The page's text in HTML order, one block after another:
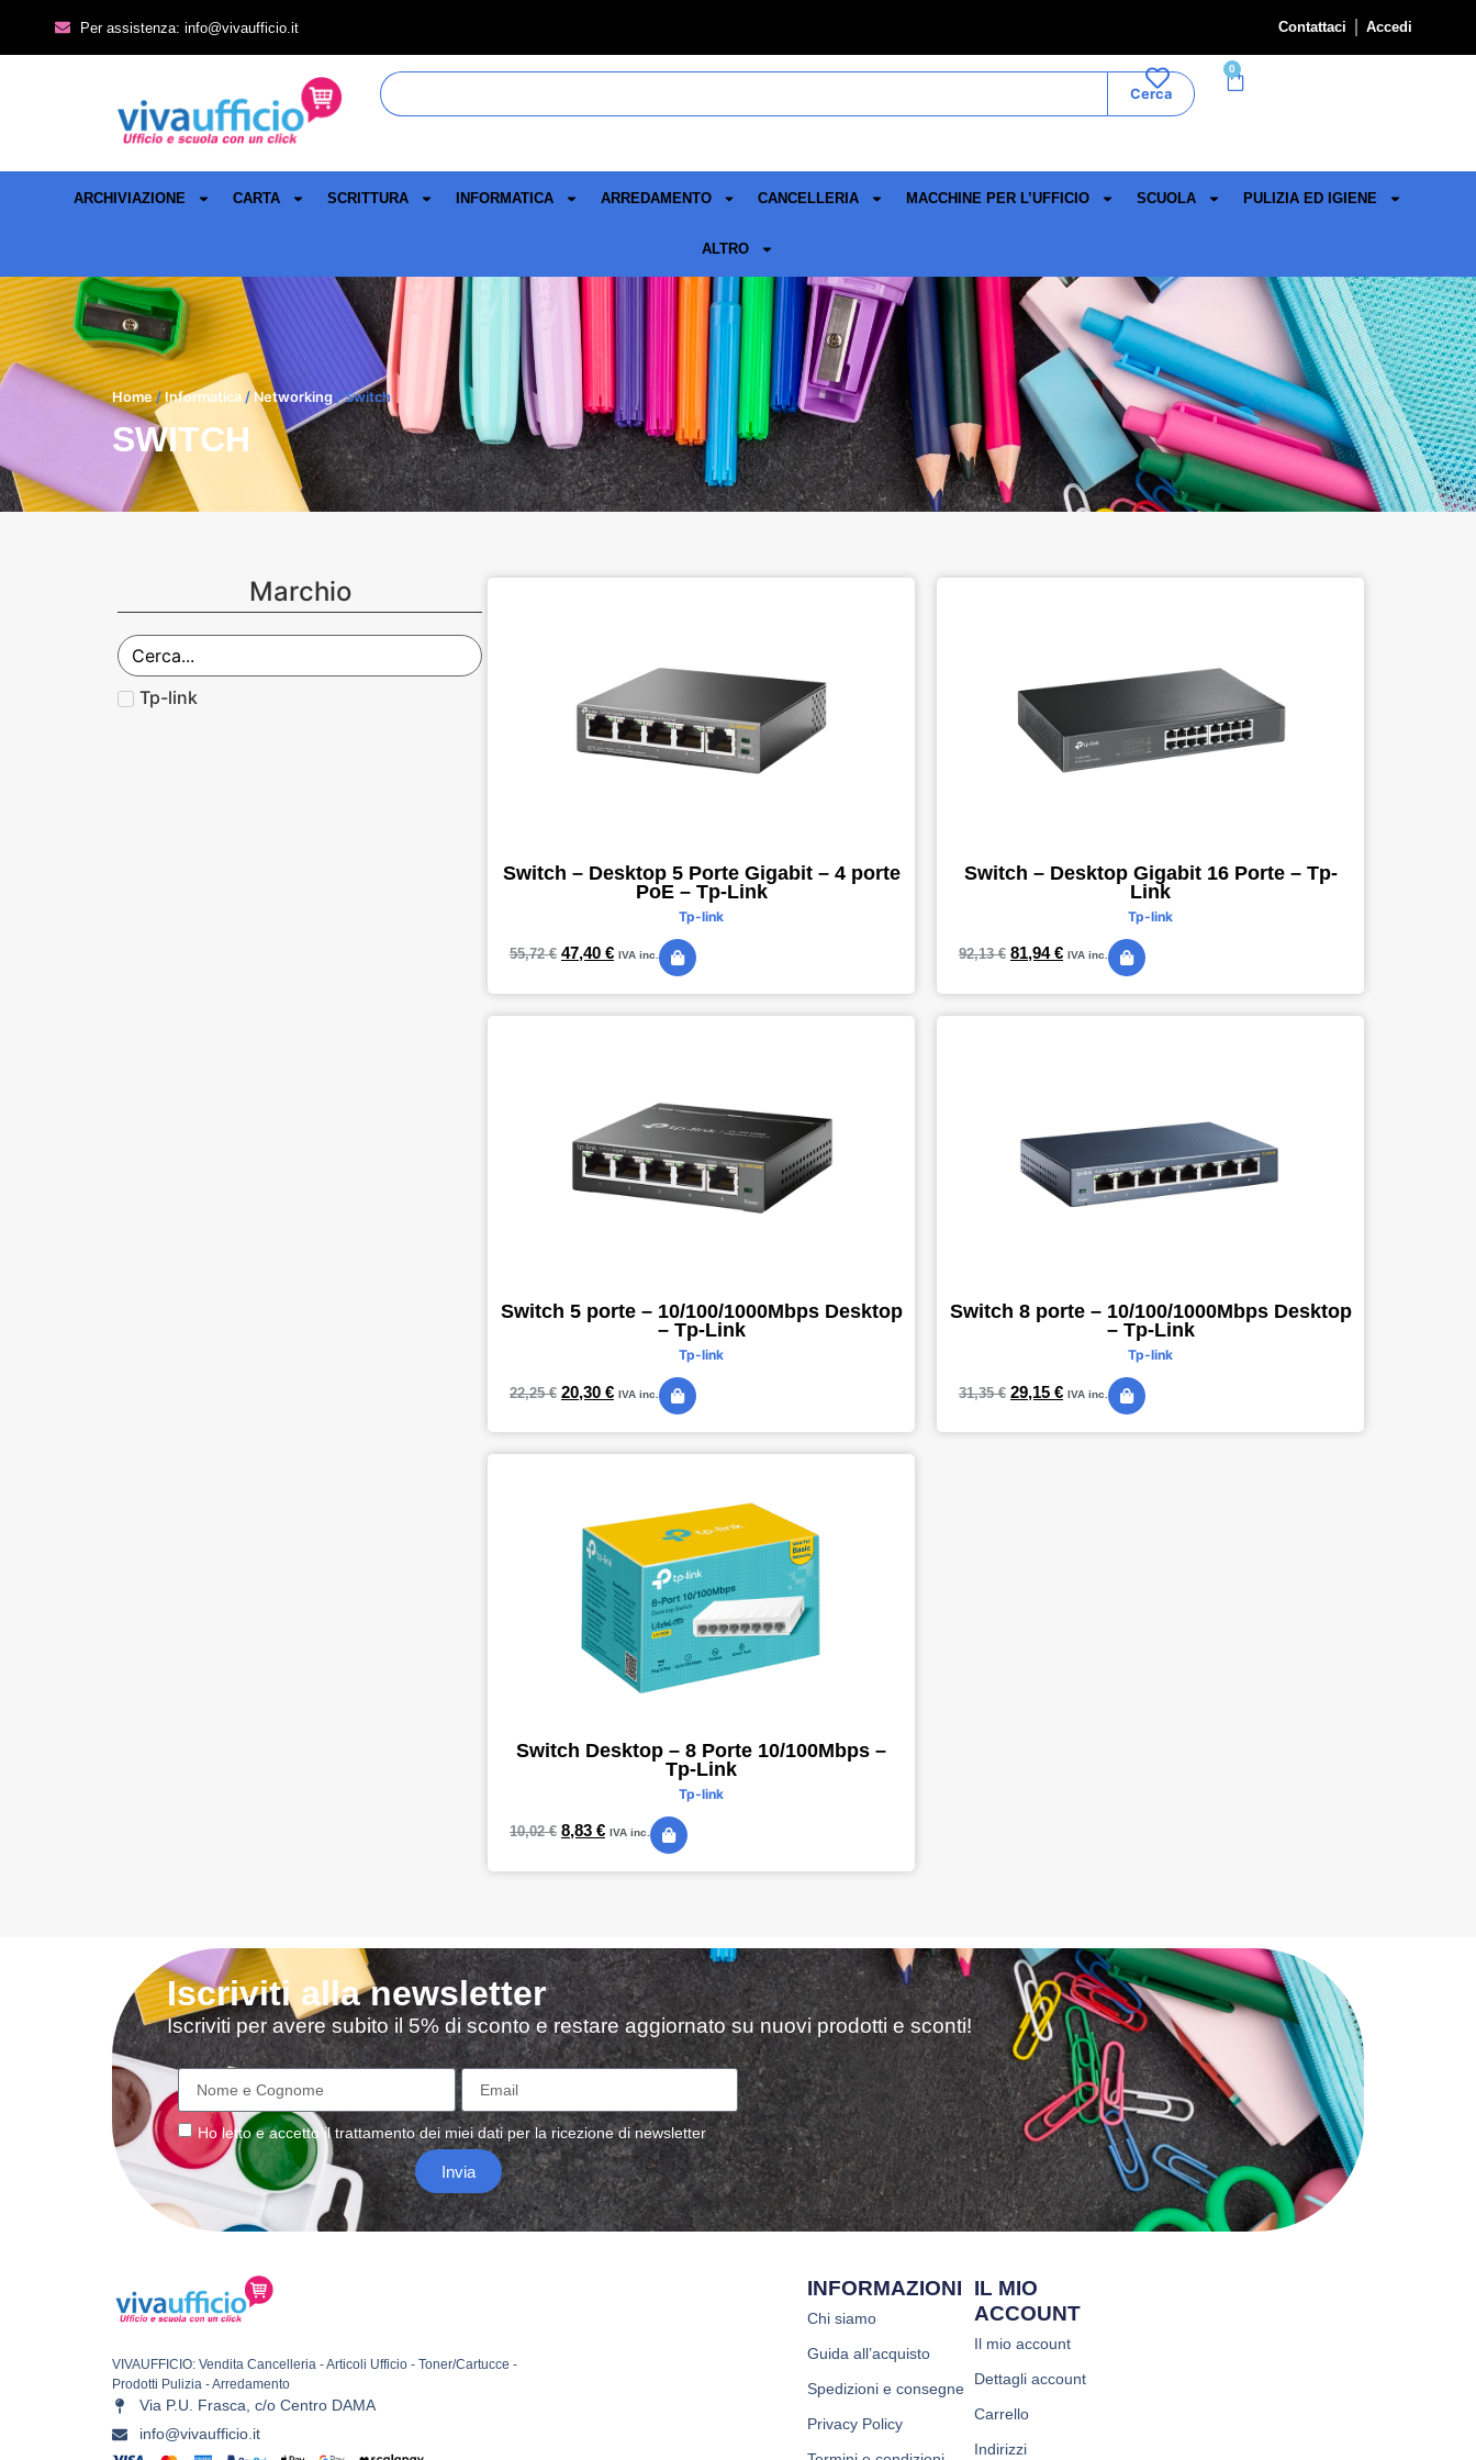
Per assistenza: info@vivaufficio.it Contattaci Accedi
Cerca
0
ARCHIVIAZIONE CARTA SCRITTURA INFORMATICA ARREDAMENTO CANCELLERIA MACCHINE PER L’UFFICIO SCUOLA PULIZIA ED IGIENE
ALTRO
Home/Informatica / Networking / Switch
SWITCH
Marchio
Tp-link
Switch – Desktop 5 Porte Gigabit – 4 porte
PoE – Tp-Link
Tp-link
55,72€ 47,40 € IVA inc.
Switch – Desktop Gigabit 16 Porte – Tp-
Link
Tp-link
92,13€ 81,94€ IVA inc.
Switch 5 porte – 10/100/1000Mbps Desktop
– Tp-Link
Tp-link
22,25€ 20,30 € IVA inc.
Switch 8 porte – 10/100/1000Mbps Desktop
– Tp-Link
Tp-link
31,35€ 29,15 € IVA inc.
Switch Desktop – 8 Porte 10/100Mbps –
Tp-Link
Tp-link
10,02€ 8,83 € IVA inc.
Iscriviti alla newsletter
Iscriviti per avere subito il 5% di sconto e restare aggiornato su nuovi prodotti e sconti!
Ho letto e accetto iltrattamentodei miei dati per la ricezione di newsletter
Invia
VIVAUFFICIO: Vendita Cancelleria - Articoli Ufficio - Toner/Cartucce -
Prodotti Pulizia - Arredamento
Via P.U. Frasca, c/o Centro DAMA
info@vivaufficio.it
INFORMAZIONI
Chi siamo
Guida all’acquisto
Spedizioni e consegne
Privacy Policy
IL MIO
ACCOUNT
Il mio account
Dettagli account
Carrello
Indirizzi